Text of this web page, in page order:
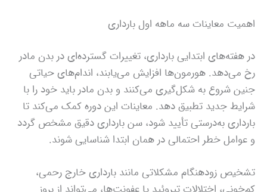
اهمیت معاینات سه ماهه اول بارداری
در هفته‌های ابتدایی بارداری، تغییرات گسترده‌ای در بدن مادر
رخ می‌دهد. هورمون‌ها افزایش می‌یابند، اندام‌های حیاتی
جنین شروع به شکل‌گیری می‌کنند و بدن مادر باید خود را با
شرایط جدید تطبیق دهد. معاینات این دوره کمک می‌کند تا
بارداری به‌درستی تأیید شود، سن بارداری دقیق مشخص گردد
و عوامل خطر احتمالی در همان ابتدا شناسایی شوند.
تشخیص زودهنگام مشکلاتی مانند بارداری خارج رحمی،